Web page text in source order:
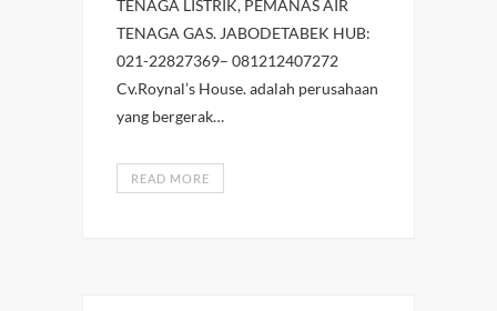
TENAGA LISTRIK, PEMANAS AIR
TENAGA GAS. JABODETABEK HUB:
021-22827369– 081212407272
Cv.Roynal’s House. adalah perusahaan
yang bergerak…
READ MORE